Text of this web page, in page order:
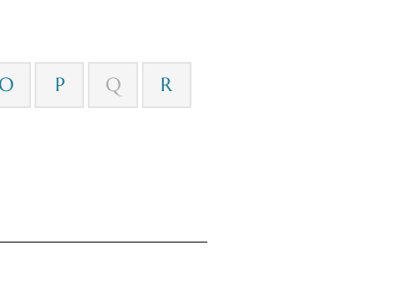
O P Q R